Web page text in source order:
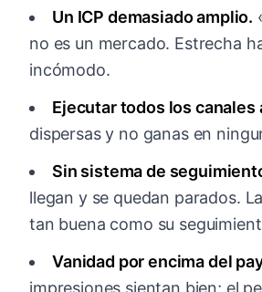
Un ICP demasiado amplio.
no es un mercado. Estrecha
incómodo.
Ejecutar todos los canales
dispersas y no ganas en
Sin sistema de
llegan y se quedan parados.
tan buena como su
Vanidad por encima del